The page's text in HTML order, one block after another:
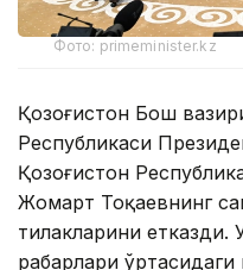
Фото: primeminister.kz
Қозоғистон Бош
Республикаси
Қозоғистон
Жомарт Тоқаевнинг
тилакларини етказди.
раҳбарлари